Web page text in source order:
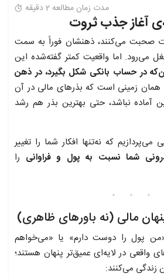
مدت زمان مطالعه 2 دقیقه
آغاز جذب ثروت
صحبت می‌کنند، ذهنشان فوراً به سمت
می‌رود. اما واقعیت کمتر گفته‌شده این
در حساب بانکی شکل بگیرد، در ذهن
زمینی است که بذرهای مالی در آن
آماده نباشد، حتی بهترین بذر هم رشد
می‌پردازیم که نه‌تنها افکار شما را تغییر
شما نسبت به پول و فراوانی را
«من پول را دوست دارم» یا «می‌خواهم
واقعی در لایه‌ای عمیق‌تر پنهان هستند؛
زندگی می‌کنند: